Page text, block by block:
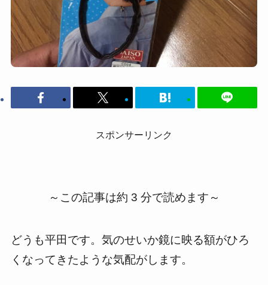
スポンサーリンク
～この記事は約 3 分で読めます～
どうも平田です。気のせいか鏡に映る額がひろ
くなってきたような気配がします。